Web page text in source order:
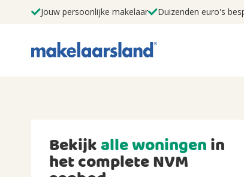
Jouw persoonlijke makelaar Duizenden euro's
Bekijkalle woningenin
het complete NVM